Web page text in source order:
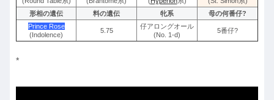
形相の遺伝
料の遺伝 牝系
母の何番仔?
Prince Rose
(Indolence)
5.75
仔アロングオール
(No. 1-d)
5番仔?
*